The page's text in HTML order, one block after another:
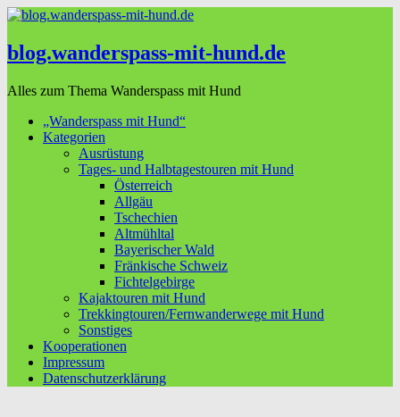
blog.wanderspass-mit-hund.de
Alles zum Thema Wanderspass mit Hund
„Wanderspass mit Hund“
Kategorien
Ausrüstung
Tages- und Halbtagestouren mit Hund
Österreich
Allgäu
Tschechien
Altmühltal
Bayerischer Wald
Fränkische Schweiz
Fichtelgebirge
Kajaktouren mit Hund
Trekkingtouren/Fernwanderwege mit Hund
Sonstiges
Kooperationen
Impressum
Datenschutzerklärung